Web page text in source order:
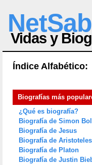
Vidas y
Índice Alfabético:
Biografías más
¿Qué es biografía?
Biografía de Simon
Biografía de Jesus
Biografía de Aristoteles
Biografía de Platon
Biografía de Justin